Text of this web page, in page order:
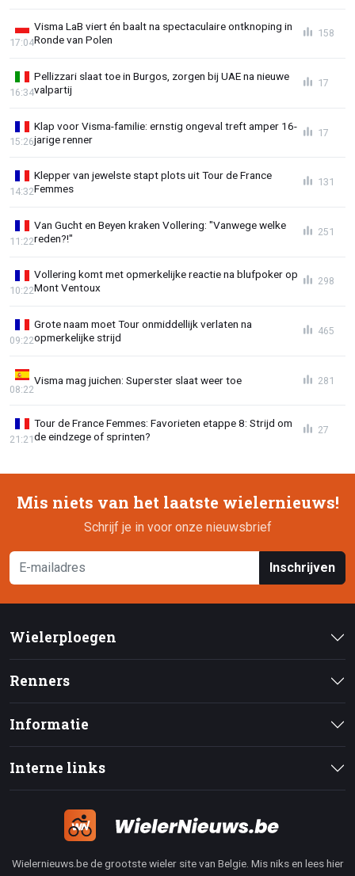
Visma LaB viert én baalt na spectaculaire ontknoping in
Ronde van Polen
17:04
158
Pellizzari slaat toe in Burgos, zorgen bij UAE na nieuwe
valpartij
16:34
17
Klap voor Visma-familie: ernstig ongeval treft amper 16-
jarige renner
15:26
17
Klepper van jewelste stapt plots uit Tour de France
Femmes
14:32
131
Van Gucht en Beyen kraken Vollering: "Vanwege welke
reden?!"
11:22
251
Vollering komt met opmerkelijke reactie na blufpoker op
Mont Ventoux
10:22
298
Grote naam moet Tour onmiddellijk verlaten na
opmerkelijke strijd
09:22
465
Visma mag juichen: Superster slaat weer toe
08:22
281
Tour de France Femmes: Favorieten etappe 8: Strijd om
de eindzege of sprinten?
21:21
27
Mis niets van het laatste wielernieuws!
Schrijf je in voor onze nieuwsbrief
Inschrijven
Wielerploegen
Renners
Informatie
Interne links
Wielernieuws.be de grootste wieler site van Belgie. Mis niks en lees hier